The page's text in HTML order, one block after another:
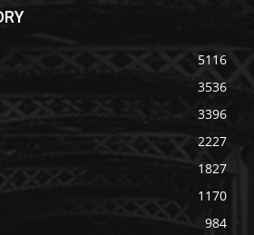
5116
3536
3396
2227
1827
1170
984